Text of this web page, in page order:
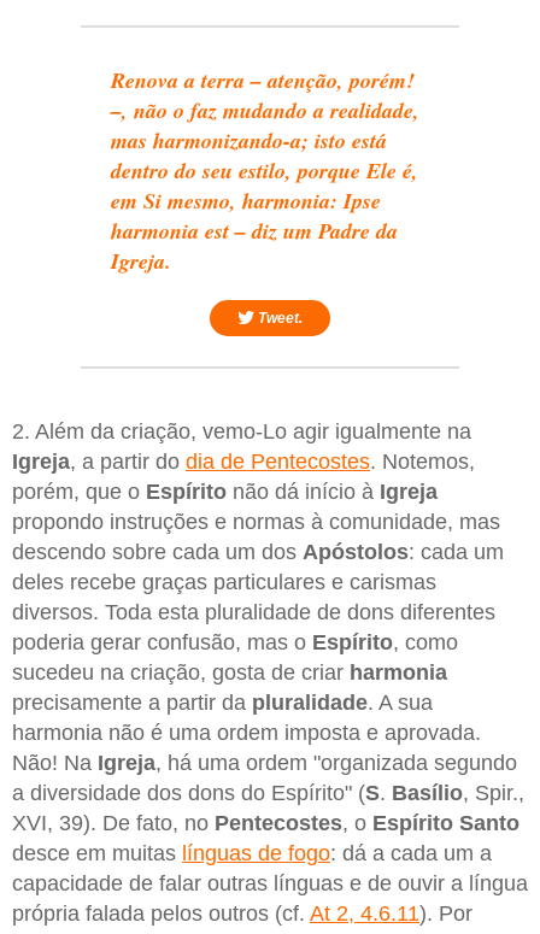
Renova a terra – atenção, porém!
–, não o faz mudando a realidade,
mas harmonizando-a; isto está
dentro do seu estilo, porque Ele é,
em Si mesmo, harmonia: Ipse
harmonia est – diz um Padre da
Igreja.
Tweet.
2. Além da criação, vemo-Lo agir igualmente na
Igreja, a partir do dia de Pentecostes. Notemos,
porém, que o Espírito não dá início à Igreja
propondo instruções e normas à comunidade, mas
descendo sobre cada um dos Apóstolos: cada um
deles recebe graças particulares e carismas
diversos. Toda esta pluralidade de dons diferentes
poderia gerar confusão, mas o Espírito, como
sucedeu na criação, gosta de criar harmonia
precisamente a partir da pluralidade. A sua
harmonia não é uma ordem imposta e aprovada.
Não! Na Igreja, há uma ordem "organizada segundo
a diversidade dos dons do Espírito" (S. Basílio, Spir.,
XVI, 39). De fato, no Pentecostes, o Espírito Santo
desce em muitas línguas de fogo: dá a cada um a
capacidade de falar outras línguas e de ouvir a língua
própria falada pelos outros (cf. At 2, 4.6.11). Por